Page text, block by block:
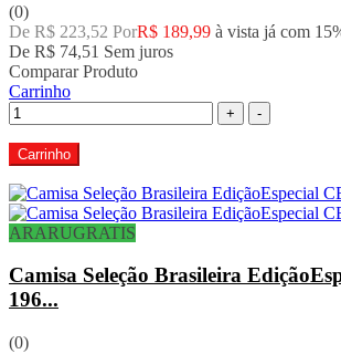
(0)
De R$ 223,52 PorR$ 189,99 à vista já com
De R$ 74,51 Sem juros
Comparar Produto
Carrinho
+ -
Carrinho
ARARUGRATIS
Camisa Seleção Brasileira
196...
(0)